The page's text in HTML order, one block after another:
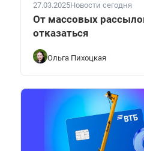
27.03.2025Новости сегодня
От массовых
отказаться
Ольга Пихоцкая